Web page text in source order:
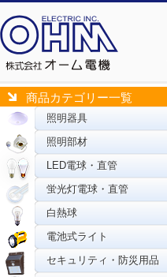
商品カテゴリー一覧
照明器具
照明部材
LED電球・直管
蛍光灯電球・直管
白熱球
電池式ライト
セキュリティ・防災用品